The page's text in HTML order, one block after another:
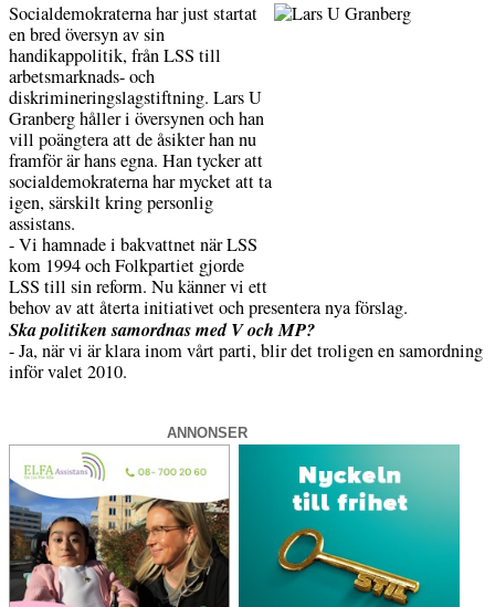
Socialdemokraterna har just startat
en bred översyn av sin
handikappolitik, från LSS till
arbetsmarknads- och
diskrimineringslagstiftning. Lars U
Granberg håller i översynen och han
vill poängtera att de åsikter han nu
framför är hans egna. Han tycker att
socialdemokraterna har mycket att ta
igen, särskilt kring personlig
assistans.
- Vi hamnade i bakvattnet när LSS
kom 1994 och Folkpartiet gjorde
LSS till sin reform. Nu känner vi ett
behov av att återta initiativet och presentera nya förslag.
Ska politiken samordnas med V och MP?
- Ja, när vi är klara inom vårt parti, blir det troligen en samordning
inför valet 2010.
ANNONSER